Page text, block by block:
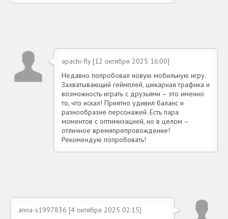
apachi-fly [12 октября 2025 16:00]
Недавно попробовал новую мобильную игру.
Захватывающий геймплей, шикарная графика и
возможность играть с друзьями – это именно
то, что искал! Приятно удивил баланс и
разнообразие персонажей. Есть пара
моментов с оптимизацией, но в целом –
отличное времяпрепровождение!
Рекомендую попробовать!
anna-s1997836 [4 октября 2025 02:15]